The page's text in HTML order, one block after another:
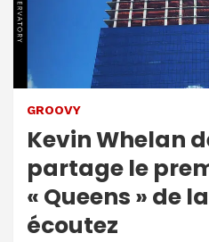
GROOVY
Kevin Whelan
partage le
« Queens » de
écoutez